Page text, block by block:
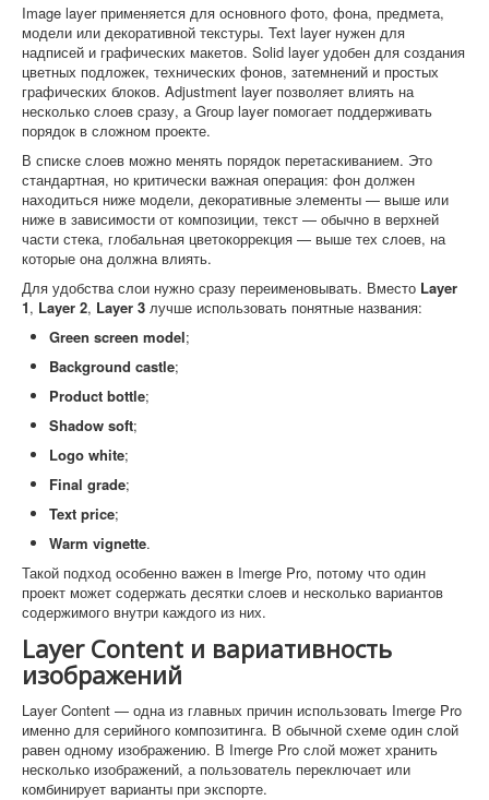
Image layer применяется для основного фото, фона, предмета,
модели или декоративной текстуры. Text layer нужен для
надписей и графических макетов. Solid layer удобен для создания
цветных подложек, технических фонов, затемнений и простых
графических блоков. Adjustment layer позволяет влиять на
несколько слоев сразу, а Group layer помогает поддерживать
порядок в сложном проекте.
В списке слоев можно менять порядок перетаскиванием. Это
стандартная, но критически важная операция: фон должен
находиться ниже модели, декоративные элементы — выше или
ниже в зависимости от композиции, текст — обычно в верхней
части стека, глобальная цветокоррекция — выше тех слоев, на
которые она должна влиять.
Для удобства слои нужно сразу переименовывать. Вместо Layer
1, Layer 2, Layer 3 лучше использовать понятные названия:
Green screen model;
Background castle;
Product bottle;
Shadow soft;
Logo white;
Final grade;
Text price;
Warm vignette.
Такой подход особенно важен в Imerge Pro, потому что один
проект может содержать десятки слоев и несколько вариантов
содержимого внутри каждого из них.
Layer Content и вариативность
изображений
Layer Content — одна из главных причин использовать Imerge Pro
именно для серийного композитинга. В обычной схеме один слой
равен одному изображению. В Imerge Pro слой может хранить
несколько изображений, а пользователь переключает или
комбинирует варианты при экспорте.